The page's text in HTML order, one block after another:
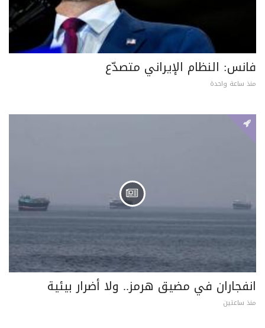
فانس: النظام الإيراني متصدّع
منذ ساعة واحدة
انفجاران في مضيق هرمز.. ولا أضرار بيئية
منذ ساعتين